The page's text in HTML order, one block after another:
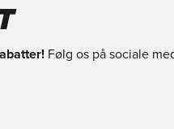
Følg os på sociale